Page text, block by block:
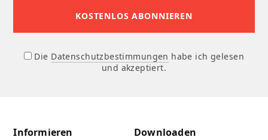
Die Datenschutzbestimmungen habe ich gelesen
und akzeptiert.
Informieren Downloaden